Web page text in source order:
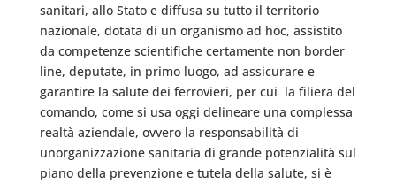
sanitari, allo Stato e diffusa su tutto il territorio
nazionale, dotata di un organismo ad hoc, assistito
da competenze scientifiche certamente non border
line, deputate, in primo luogo, ad assicurare e
garantire la salute dei ferrovieri, per cui  la filiera del
comando, come si usa oggi delineare una complessa
realtà aziendale, ovvero la responsabilità di
unorganizzazione sanitaria di grande potenzialità sul
piano della prevenzione e tutela della salute, si è